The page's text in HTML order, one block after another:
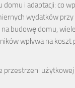
i adaptacji: co
wydatków przy
na budowę domu,
wpływa na koszt
przestrzeni